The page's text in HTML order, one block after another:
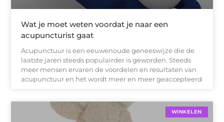
Wat je moet weten voordat je naar een
acupuncturist gaat
Acupunctuur is een eeuwenoude geneeswijze die de
laatste jaren steeds populairder is geworden. Steeds
meer mensen ervaren de voordelen en resultaten van
acupunctuur en het wordt meer en meer geaccepteerd
WINKELEN